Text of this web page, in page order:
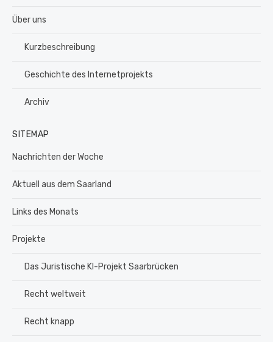
Über uns
Kurzbeschreibung
Geschichte des Internetprojekts
Archiv
SITEMAP
Nachrichten der Woche
Aktuell aus dem Saarland
Links des Monats
Projekte
Das Juristische KI-Projekt Saarbrücken
Recht weltweit
Recht knapp